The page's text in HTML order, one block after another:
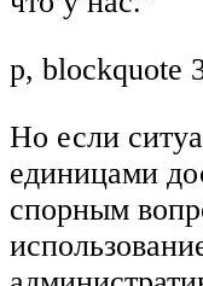
p, blockquote
Но если
единицами
спорным